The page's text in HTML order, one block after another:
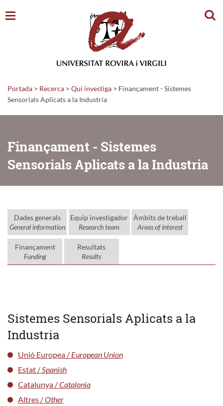
Portada > Recerca > Qui investiga > Finançament - Sistemes
Sensorials Aplicats a la Industria
Finançament - Sistemes
Sensorials Aplicats a la Industria
Dades generals
General information
Equip investigador
Research team
Àmbits de treball
Areas of interest
Finançament
Funding
Resultats
Results
Sistemes Sensorials Aplicats a la
Industria
Unió Europea / European Union
Estat / Spanish
Catalunya /Catalonia
Altres /Other